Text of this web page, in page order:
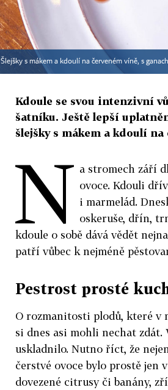
Šlejšky s mákem a kdoulí na červeném víně, s
Kdoule se svou intenzivní
šatníku. Ještě lepší
šlejšky s mákem a kdoulí na
N a stromech září
ovoce. Kdouli
i marmelád.
oskeruše, dřín,
kdoule o sobě dává vědět
patří vůbec k nejméně
Pestrost prosté
O rozmanitosti plodů, které v
si dnes asi mohli nechat zdát.
uskladnilo. Nutno říct, že
čerstvé ovoce bylo prostě jen
dovezené citrusy či banány,